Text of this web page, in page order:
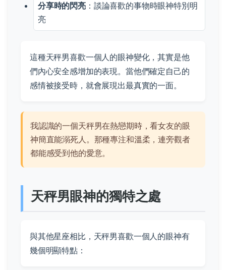
分享時的閃亮：談論喜歡的事物時眼神特別明
亮
這種天秤男喜歡一個人的眼神變化，其實是他
們內心安全感增加的表現。當他們確定自己的
感情被接受時，就會展現出最真實的一面。
我認識的一個天秤男在熱戀期時，看女友的眼
神簡直能溺死人。那種專注和溫柔，連旁觀者
都能感受到他的愛意。
天秤男眼神的獨特之處
與其他星座相比，天秤男喜歡一個人的眼神有
幾個明顯特點：